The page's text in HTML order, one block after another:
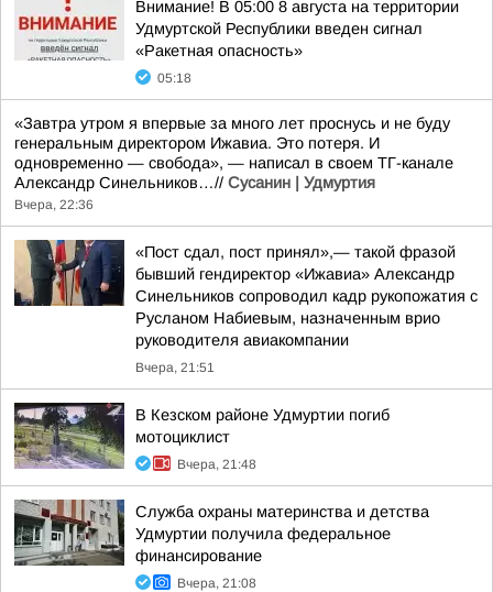
Внимание! В 05:00 8 августа на территории
Удмуртской Республики введен сигнал
«Ракетная опасность»
05:18
«Завтра утром я впервые за много лет проснусь и не буду
генеральным директором Ижавиа. Это потеря. И
одновременно — свобода», — написал в своем ТГ-канале
Александр Синельников…// Сусанин | Удмуртия
Вчера, 22:36
«Пост сдал, пост принял»,— такой фразой
бывший гендиректор «Ижавиа» Александр
Синельников сопроводил кадр рукопожатия с
Русланом Набиевым, назначенным врио
руководителя авиакомпании
Вчера, 21:51
В Кезском районе Удмуртии погиб
мотоциклист
Вчера, 21:48
Служба охраны материнства и детства
Удмуртии получила федеральное
финансирование
Вчера, 21:08